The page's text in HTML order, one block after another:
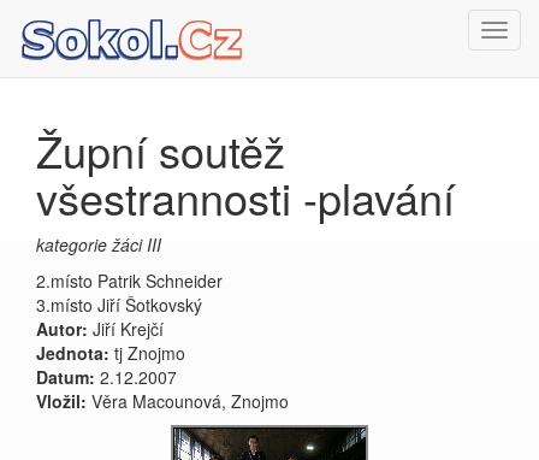
Župní soutěž
všestrannosti -plavání
kategorie žáci III
2.místo Patrik Schneider
3.místo Jiří Šotkovský
Autor: Jiří Krejčí
Jednota: tj Znojmo
Datum: 2.12.2007
Vložil: Věra Macounová, Znojmo